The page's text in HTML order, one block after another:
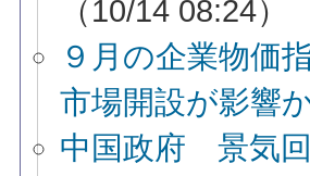
（10/14 08:24）
９月の企業物価
市場開設が影響
中国政府 景気